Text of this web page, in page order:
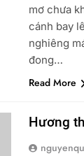
mơ chưa
cánh bay
nghiêng
đong…
Read More
Hương